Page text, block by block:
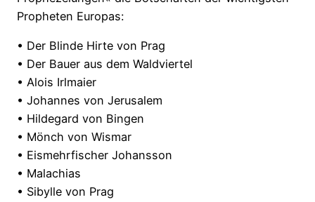
Propheten Europas:
• Der Blinde Hirte von Prag
• Der Bauer aus dem Waldviertel
• Alois Irlmaier
• Johannes von Jerusalem
• Hildegard von Bingen
• Mönch von Wismar
• Eismehrfischer Johansson
• Malachias
• Sibylle von Prag